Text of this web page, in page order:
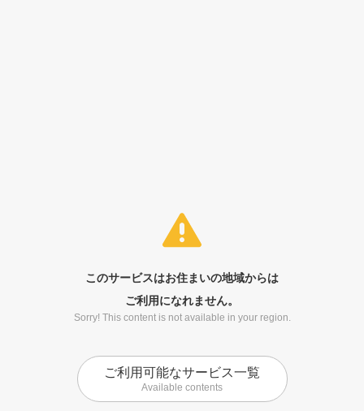
このサービスはお住まいの地域からは
ご利用になれません。
Sorry! This content is not available in your region.
ご利用可能なサービス一覧
Available contents